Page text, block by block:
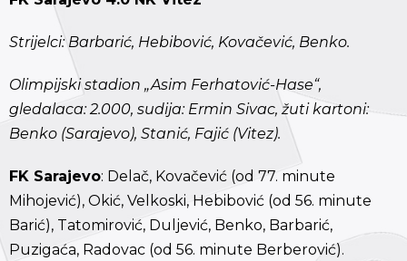
Strijelci: Barbarić, Hebibović, Kovačević, Benko.
Olimpijski stadion „Asim Ferhatović-Hase“,
gledalaca: 2.000, sudija: Ermin Sivac, žuti kartoni:
Benko (Sarajevo), Stanić, Fajić (Vitez).
FK Sarajevo: Delač, Kovačević (od 77. minute
Mihojević), Okić, Velkoski, Hebibović (od 56. minute
Barić), Tatomirović, Duljević, Benko, Barbarić,
Puzigaća, Radovac (od 56. minute Berberović).